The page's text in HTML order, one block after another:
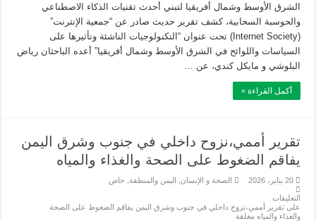
الشرق الأوسط وشمال أفريقيا لتبني أحدث تقنيات الذكاء الاصطناعي
والحوسبة السحابية، كشف تقرير حديث صادر عن “جمعية الإنترنت”
(Internet Society) تحت عنوان “التكنولوجيات الناشئة وتأثيرها على
السياسات واللوائح في الشرق الأوسط وشمال أفريقيا” أعده الباحثان رياض
البلوشي و مايكل كندي، عن …
أكمل القراءة »
تقرير أممي،نزوح داخلي في جنوب وشرق اليمن
يفاقم الضغوط على الصحة والغذاء والمياه
20 يناير، 2026 الصحة و الإنسان اليمن والمنطقة خاص
التعليقات
على تقرير أممي،نزوح داخلي في جنوب وشرق اليمن يفاقم الضغوط على الصحة
والغذاء والمياه مغلقة